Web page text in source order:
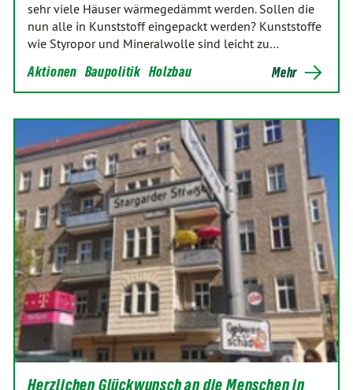
sehr viele Häuser wärmegedämmt werden. Sollen die
nun alle in Kunststoff eingepackt werden? Kunststoffe
wie Styropor und Mineralwolle sind leicht zu…
Aktionen Baupolitik Holzbau Mehr
Herzlichen Glückwunsch an die Menschen in